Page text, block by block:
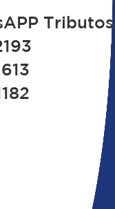
Tributos